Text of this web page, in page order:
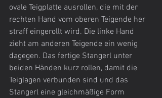
ovale Teigplatte ausrollen, die mit der
rechten Hand vom oberen Teigende her
straff eingerollt wird. Die linke Hand
zieht am anderen Teigende ein wenig
dagegen. Das fertige Stangerl unter
beiden Händen kurz rollen, damit die
Teiglagen verbunden sind und das
Stangerl eine gleichmäßige Form